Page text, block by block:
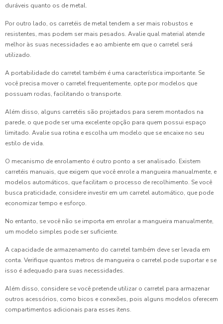
duráveis quanto os de metal.
Por outro lado, os carretéis de metal tendem a ser mais robustos e
resistentes, mas podem ser mais pesados. Avalie qual material atende
melhor às suas necessidades e ao ambiente em que o carretel será
utilizado.
A portabilidade do carretel também é uma característica importante. Se
você precisa mover o carretel frequentemente, opte por modelos que
possuam rodas, facilitando o transporte.
Além disso, alguns carretéis são projetados para serem montados na
parede, o que pode ser uma excelente opção para quem possui espaço
limitado. Avalie sua rotina e escolha um modelo que se encaixe no seu
estilo de vida.
O mecanismo de enrolamento é outro ponto a ser analisado. Existem
carretéis manuais, que exigem que você enrole a mangueira manualmente, e
modelos automáticos, que facilitam o processo de recolhimento. Se você
busca praticidade, considere investir em um carretel automático, que pode
economizar tempo e esforço.
No entanto, se você não se importa em enrolar a mangueira manualmente,
um modelo simples pode ser suficiente.
A capacidade de armazenamento do carretel também deve ser levada em
conta. Verifique quantos metros de mangueira o carretel pode suportar e se
isso é adequado para suas necessidades.
Além disso, considere se você pretende utilizar o carretel para armazenar
outros acessórios, como bicos e conexões, pois alguns modelos oferecem
compartimentos adicionais para esses itens.